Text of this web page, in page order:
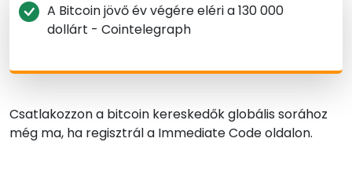
A Bitcoin jövő év végére eléri a 130 000
dollárt - Cointelegraph
Csatlakozzon a bitcoin kereskedők globális sorához
még ma, ha regisztrál a Immediate Code oldalon.